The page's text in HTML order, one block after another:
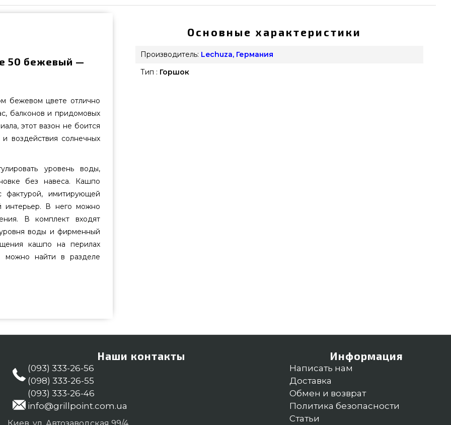
50 бежевый —
бежевом цвете отлично
балконов и придомовых
этот вазон не боится
воздействия солнечных
уровень воды,
без навеса. Кашпо
фактурой, имитирующей
интерьер. В него можно
В комплект входят
воды и фирменный
кашпо на перилах
можно найти в разделе
и купите также Вазоны и
Наберите прямо сейчас
Основные характеристики
Производитель: Lechuza, Германия
Тип : Горшок
Наши контакты
(093) 333-26-56
(098) 333-26-55
(093) 333-26-46
info@grillpoint.com.ua
Информация
Написать нам
Доставка
Обмен и возврат
Политика безопасности
Статьи